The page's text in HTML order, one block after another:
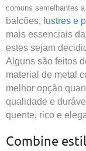
comuns semelhantes
balcões, lustres e
mais essenciais
estes sejam
Alguns são feitos
material de metal
melhor opção
qualidade e
quente, rico e
Combine